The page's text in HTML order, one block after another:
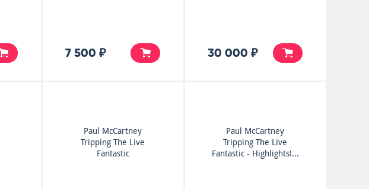
7 500 ₽ 30 000 ₽
Paul McCartney
Tripping The Live
Fantastic
Paul McCartney
Tripping The Live
Fantastic - Highlights!...